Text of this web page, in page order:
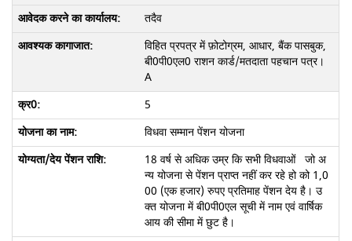
तदैव
विहित प्रपत्र में फ़ोटोग्रम, आधार, बैंक पासबुक,
बी0पी0एल0 राशन कार्ड/मतदाता पहचान पत्र।
A
5
विधवा सम्मान पेंशन योजना
18 वर्ष से अधिक उम्र कि सभी विधवाओं जो अ
न्य योजना से पेंशन प्राप्त नहीं कर रहे हो को 1,0
00 (एक हजार) रुपए प्रतिमाह पेंशन देय है। उ
क्त योजना में बी0पी0एल सूची में नाम एवं वार्षिक
आय की सीमा में छुट है।